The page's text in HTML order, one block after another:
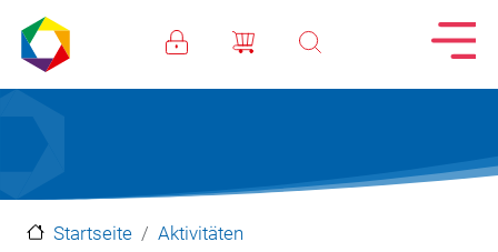
Direkt zum Inhalt
Startseite
Aktivitäten